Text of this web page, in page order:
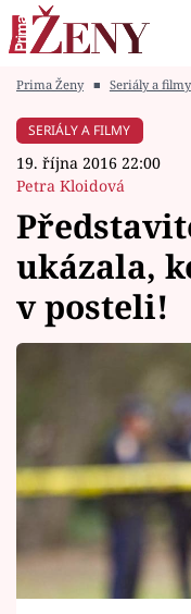
Módní alarm
Témata
Celebrity
Seriály
Horoskopy
Sledujte
Filmový
Prima Ženy ■ Seriály a filmy
SERIÁLY A FILMY
19. října 2016 22:00
Petra Kloidová
ukázala,
v posteli!